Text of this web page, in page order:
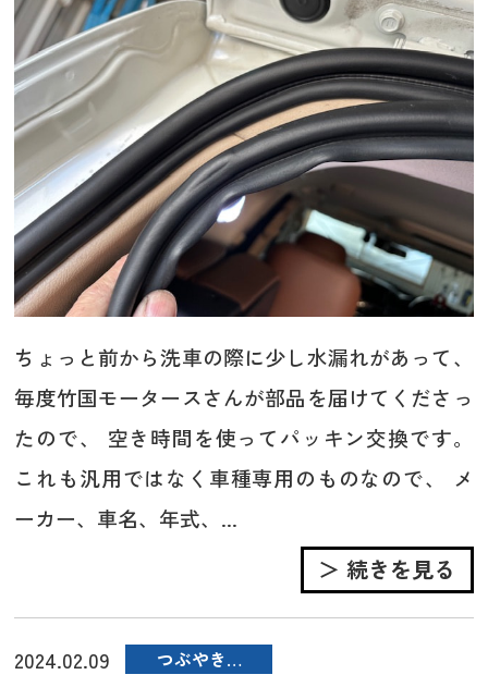
ちょっと前から洗車の際に少し水漏れがあって、
毎度竹国モータースさんが部品を届けてくださっ
たので、 空き時間を使ってパッキン交換です。
これも汎用ではなく車種専用のものなので、 メ
ーカー、車名、年式、...
＞ 続きを見る
2024.02.09 つぶやき…